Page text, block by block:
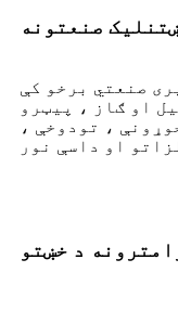
صنعتونه
صنعتي برخو کې
او ګاز ، پیټرو
، تودوخې ،
د خښتو